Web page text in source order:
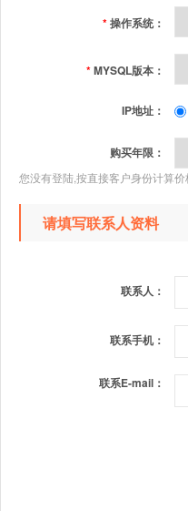
*操作系统：
*MYSQL版本：
IP地址：
购买年限：
您没有登陆,按直接客户身份计算价
请填写联系人资料
联系人：
联系手机：
联系E-mail：